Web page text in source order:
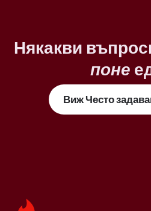
Някакви
поне
Виж Често